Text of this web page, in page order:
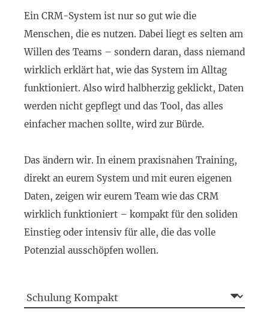
Ein CRM-System ist nur so gut wie die
Menschen, die es nutzen. Dabei liegt es selten am
Willen des Teams – sondern daran, dass niemand
wirklich erklärt hat, wie das System im Alltag
funktioniert. Also wird halbherzig geklickt, Daten
werden nicht gepflegt und das Tool, das alles
einfacher machen sollte, wird zur Bürde.
Das ändern wir. In einem praxisnahen Training,
direkt an eurem System und mit euren eigenen
Daten, zeigen wir eurem Team wie das CRM
wirklich funktioniert – kompakt für den soliden
Einstieg oder intensiv für alle, die das volle
Potenzial ausschöpfen wollen.